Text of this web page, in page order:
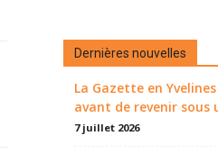
Dernières nouvelles
La Gazette en
avant de revenir sous
7 juillet 2026